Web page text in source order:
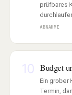
prüfbares
ABNAHME
10 Budget
Ein grober
Termin,